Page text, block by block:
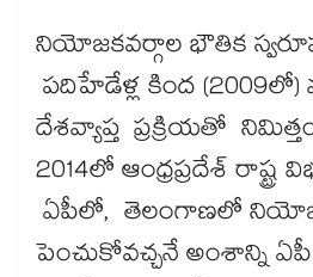
నియోజకవర్గాల భౌతిక
పదిహేడేళ్ల కింద
దేశవ్యాప్త ప్రక్రియతో
2014లో ఆంధ్రప్రదేశ్ రాష్ట్ర
ఏపీలో, తెలంగాణలో
పెంచుకోవచ్చనే అంశాన్ని ఏపీ